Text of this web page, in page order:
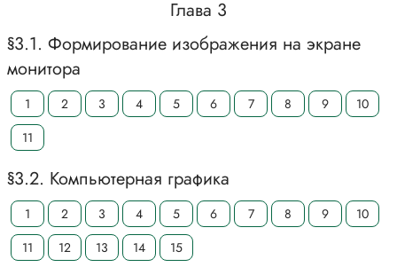
Глава 3
§3.1. Формирование изображения на экране
монитора
1 2 3 4 5 6 7 8 9
10
11
§3.2. Компьютерная графика
1 2 3 4 5 6 7 8 9
10
11
12 13 14 15